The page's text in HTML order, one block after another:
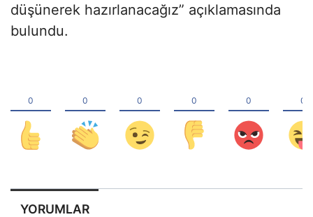
düşünerek hazırlanacağız” açıklamasında
bulundu.
YORUMLAR